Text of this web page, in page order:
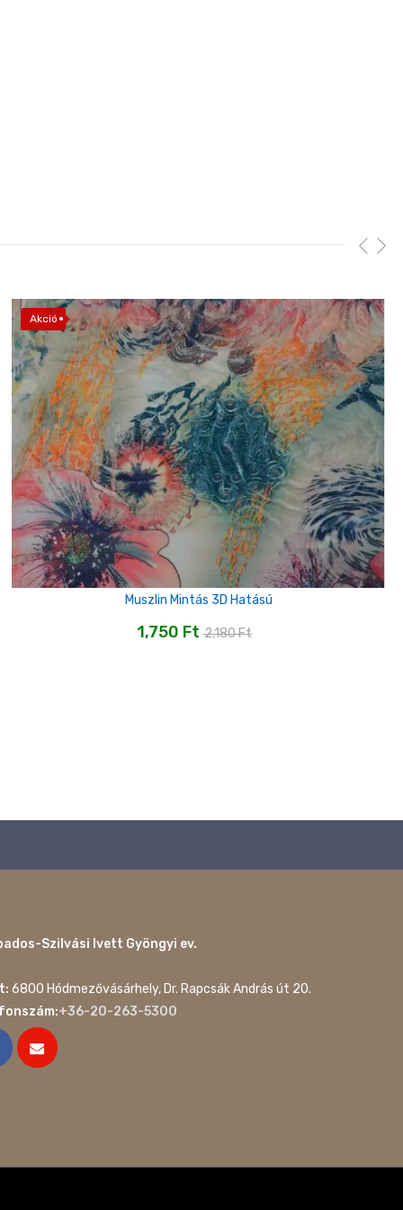
Akció
Muszlin Mintás 3D Hatású
2,180Ft
1,750 Ft
Szilvási Ivett Gyöngyi ev.
6800 Hódmezővásárhely, Dr. Rapcsák András út 20.
+36-20-263-5300